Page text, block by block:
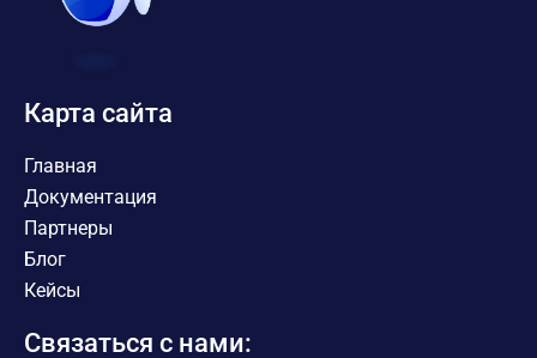
Карта сайта
Главная
Документация
Партнеры
Блог
Кейсы
Связаться с нами: